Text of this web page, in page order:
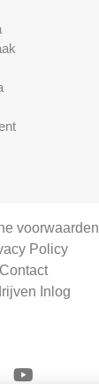
voorwaarden
Policy
Contact
Inlog